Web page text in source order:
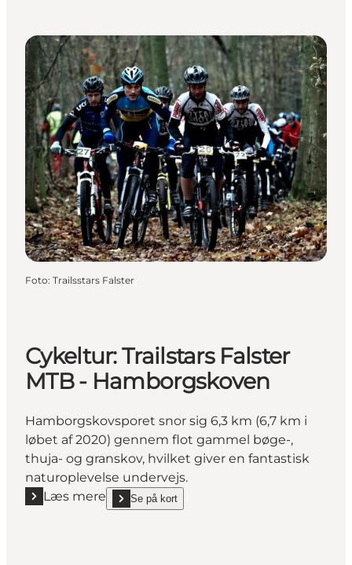
Foto: Trailsstars Falster
Cykeltur: Trailstars Falster
MTB - Hamborgskoven
Hamborgskovsporet snor sig 6,3 km (6,7 km i
løbet af 2020) gennem flot gammel bøge-,
thuja- og granskov, hvilket giver en fantastisk
naturoplevelse undervejs.
Læs mere
Læs mere "Cykeltur: Trailstars Falster MTB -
Se på kort
show Cykeltur: Trailstars Falster MTB -